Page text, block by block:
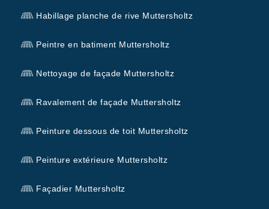
Habillage planche de rive Muttersholtz
Peintre en batiment Muttersholtz
Nettoyage de façade Muttersholtz
Ravalement de façade Muttersholtz
Peinture dessous de toit Muttersholtz
Peinture extérieure Muttersholtz
Façadier Muttersholtz